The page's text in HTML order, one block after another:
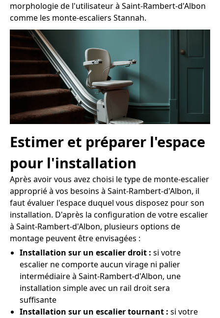
morphologie de l'utilisateur à Saint-Rambert-d'Albon
comme les monte-escaliers Stannah.
Estimer et préparer l'espace
pour l'installation
Après avoir vous avez choisi le type de monte-escalier
approprié à vos besoins à Saint-Rambert-d'Albon, il
faut évaluer l'espace duquel vous disposez pour son
installation. D'après la configuration de votre escalier
à Saint-Rambert-d'Albon, plusieurs options de
montage peuvent être envisagées :
Installation sur un escalier droit : si votre
escalier ne comporte aucun virage ni palier
intermédiaire à Saint-Rambert-d'Albon, une
installation simple avec un rail droit sera
suffisante
Installation sur un escalier tournant : si votre